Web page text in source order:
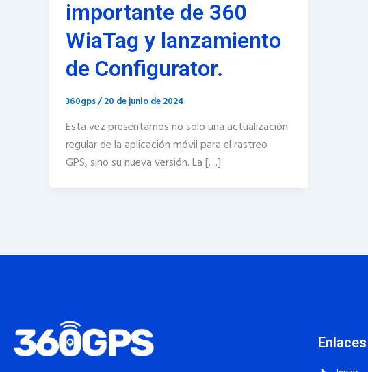
importante de 360
WiaTag y lanzamiento
de Configurator.
360gps/20 de junio de 2024
Esta vez presentamos no solo una actualización
regular de la aplicación móvil para el rastreo
GPS, sino su nueva versión. La […]